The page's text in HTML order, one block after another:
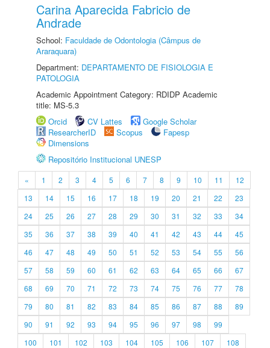
Carina Aparecida Fabricio de
Andrade
School: Faculdade de Odontologia (Câmpus de
Araraquara)
Department: DEPARTAMENTO DE FISIOLOGIA E
PATOLOGIA
Academic Appointment Category: RDIDP Academic
title: MS-5.3
Orcid
CV Lattes
Google Scholar
ResearcherID
Scopus
Fapesp
Dimensions
Repositório Institucional UNESP
« 1 2 3 4 5 6 7 8 9 10 11
12
13
14 15 16 17 18 19 20 21 22
23
24
25 26 27 28 29 30 31 32 33
34
35
36 37 38 39 40 41 42 43 44
45
46
47 48 49 50 51 52 53 54 55
56
57
58 59 60 61 62 63 64 65 66
67
68
69 70 71 72 73 74 75 76 77
78
79
80 81 82 83 84 85 86 87 88
89
90
91 92 93 94 95 96 97 98
99
100
101 102 103 104 105 106 107
108